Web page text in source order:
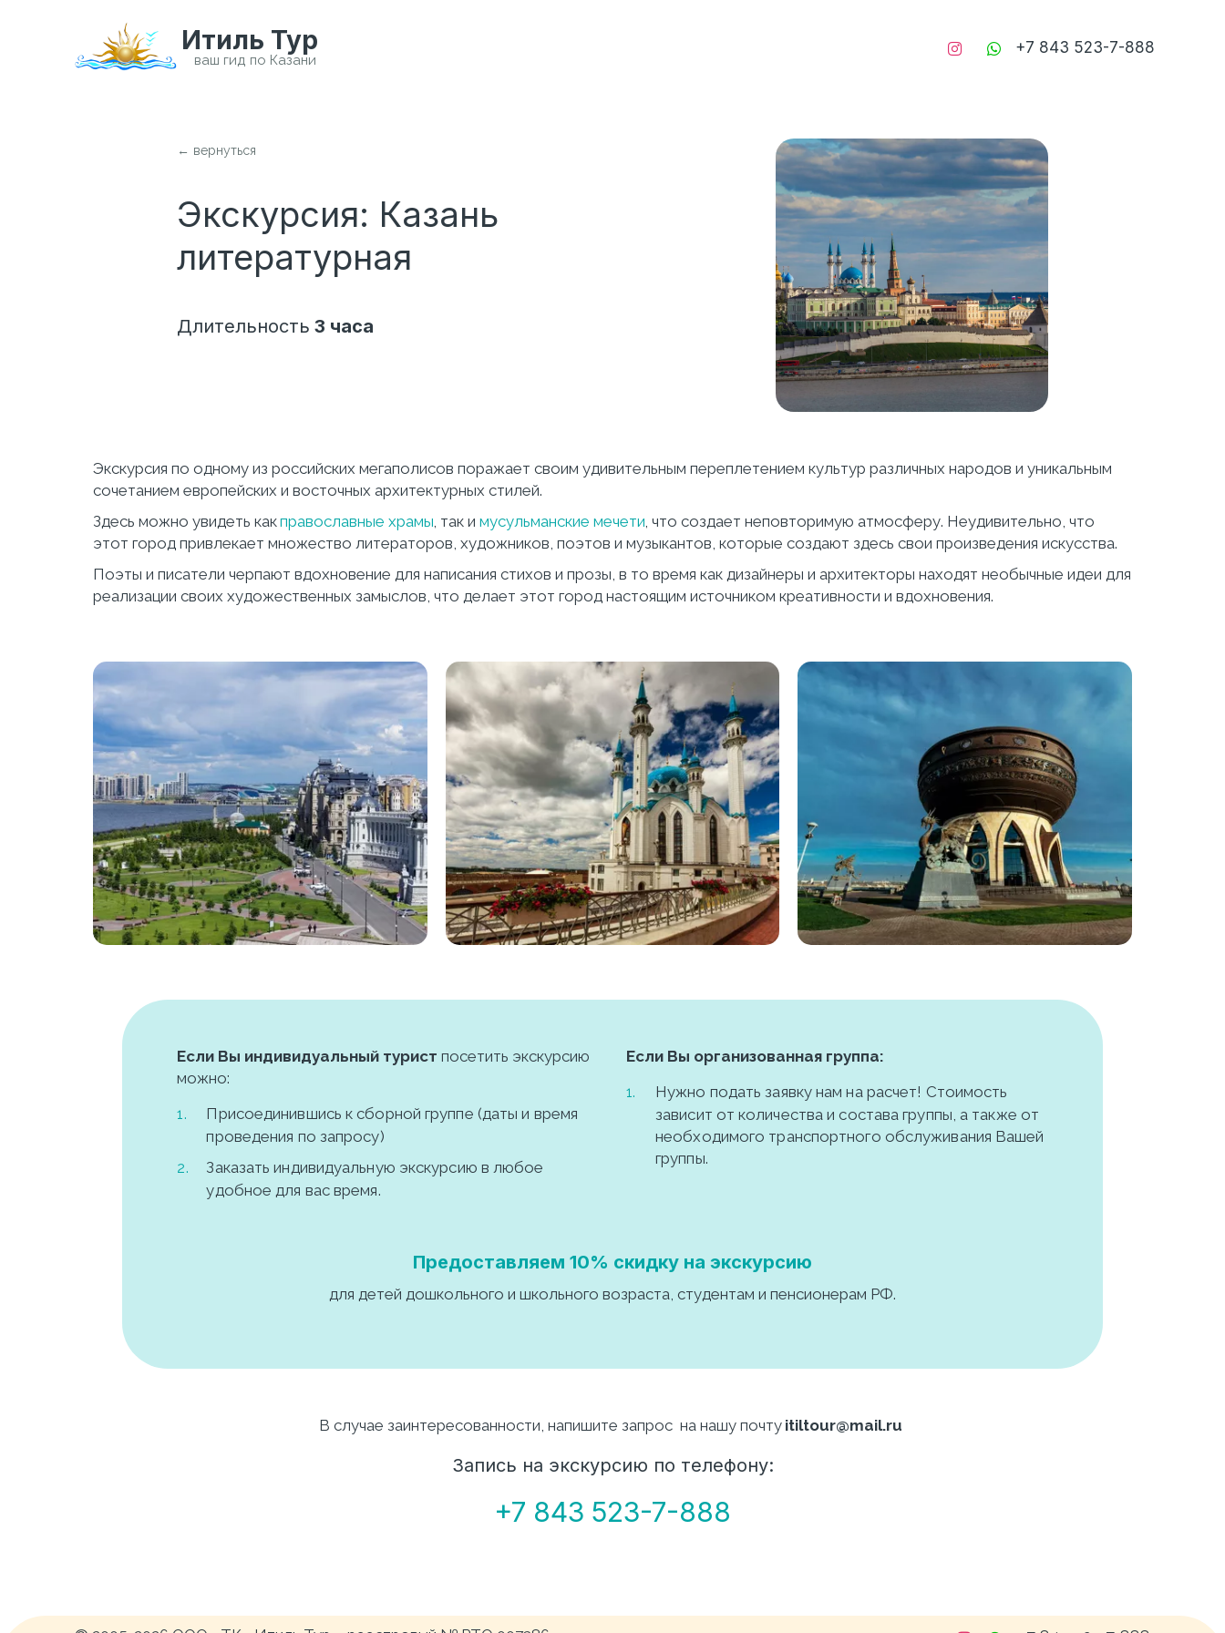
Итиль Тур +7 843 523-7-888
← вернуться
Экскурсия: Казань
литературная
Длительность 3 часа
Экскурсия по одному из российских мегаполисов поражает своим удивительным переплетением культур различных народов и уникальным
сочетанием европейских и восточных архитектурных стилей.
Здесь можно увидеть как православные храмы, так и мусульманские мечети, что создает неповторимую атмосферу. Неудивительно, что
этот город привлекает множество литераторов, художников, поэтов и музыкантов, которые создают здесь свои произведения искусства.
Поэты и писатели черпают вдохновение для написания стихов и прозы, в то время как дизайнеры и архитекторы находят необычные идеи для
реализации своих художественных замыслов, что делает этот город настоящим источником креативности и вдохновения.
Если Вы индивидуальный турист посетить экскурсию
можно:
Присоединившись к сборной группе (даты и время
проведения по запросу)
Заказать индивидуальную экскурсию в любое
удобное для вас время.
Если Вы организованная группа:
Нужно подать заявку нам на расчет! Стоимость
зависит от количества и состава группы, а также от
необходимого транспортного обслуживания Вашей
группы.
Предоставляем 10% скидку на экскурсию
для детей дошкольного и школьного возраста, студентам и пенсионерам РФ.
В случае заинтересованности, напишите запрос  на нашу почту itiltour@mail.ru
Запись на экскурсию по телефону:
+7 843 523-7-888